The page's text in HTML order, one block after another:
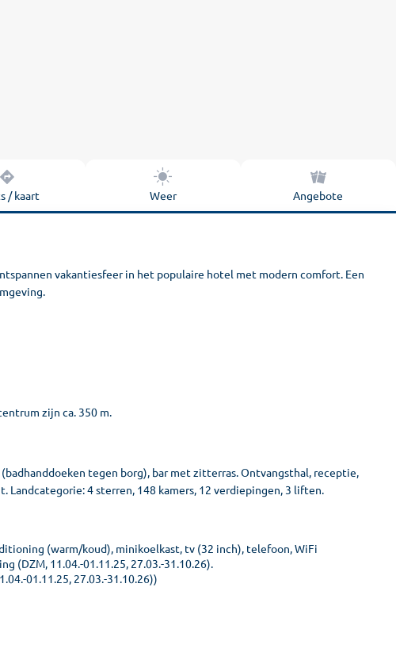
/ kaart Weer Angebote
vakantiesfeer in het populaire hotel met modern comfort. Een
zijn ca. 350 m.
tegen borg), bar met zitterras. Ontvangsthal, receptie,
Landcategorie: 4 sterren, 148 kamers, 12 verdiepingen, 3 liften.
(warm/koud), minikoelkast, tv (32 inch), telefoon, WiFi
(DZM, 11.04.-01.11.25, 27.03.-31.10.26).
01.11.25, 27.03.-31.10.26))